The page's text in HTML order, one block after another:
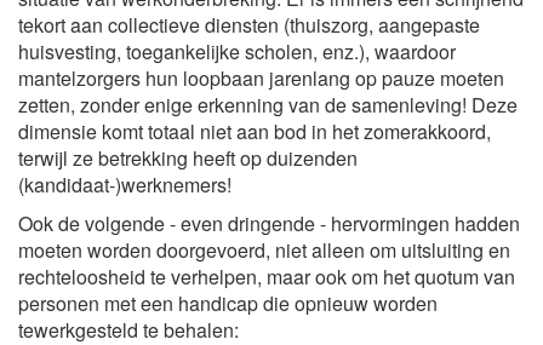
tekort aan collectieve diensten (thuiszorg, aangepaste
huisvesting, toegankelijke scholen, enz.), waardoor
mantelzorgers hun loopbaan jarenlang op pauze moeten
zetten, zonder enige erkenning van de samenleving! Deze
dimensie komt totaal niet aan bod in het zomerakkoord,
terwijl ze betrekking heeft op duizenden
(kandidaat-)werknemers!
Ook de volgende - even dringende - hervormingen hadden
moeten worden doorgevoerd, niet alleen om uitsluiting en
rechteloosheid te verhelpen, maar ook om het quotum van
personen met een handicap die opnieuw worden
tewerkgesteld te behalen: